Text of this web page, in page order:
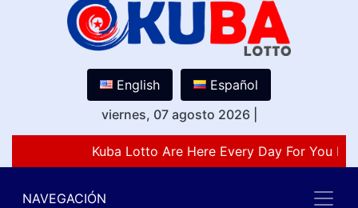
English
Español
viernes, 07 agosto 2026
Kuba Lotto Are Here Every Day For You
NAVEGACIÓN